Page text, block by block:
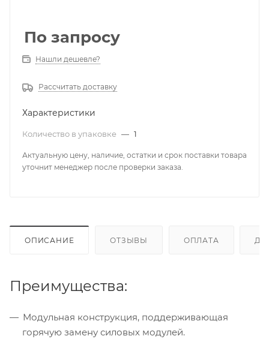
По запросу
Нашли дешевле?
Рассчитать доставку
Характеристики
Количество в упаковке — 1
Актуальную цену, наличие, остатки и срок поставки товара
уточнит менеджер после проверки заказа.
ОПИСАНИЕ ОТЗЫВЫ ОПЛАТА
Преимущества:
Модульная конструкция, поддерживающая
горячую замену силовых модулей.